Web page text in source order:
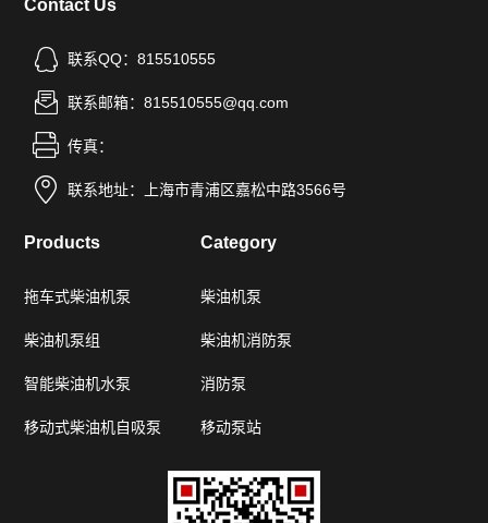
Contact Us
联系QQ：815510555
联系邮箱：815510555@qq.com
传真：
联系地址：上海市青浦区嘉松中路3566号
Products
拖车式柴油机泵
柴油机泵组
智能柴油机水泵
移动式柴油机自吸泵
Category
柴油机泵
柴油机消防泵
消防泵
移动泵站